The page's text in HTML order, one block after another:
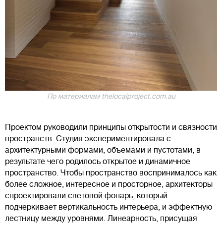
По материалам thelocalproject.com.au
Проектом руководили принципы открытости и связности
пространств. Студия экспериментировала с
архитектурными формами, объемами и пустотами, в
результате чего родилось открытое и динамичное
пространство. Чтобы пространство воспринималось как
более сложное, интересное и просторное, архитекторы
спроектировали световой фонарь, который
подчеркивает вертикальность интерьера, и эффектную
лестницу между уровнями. Линеарность, присущая